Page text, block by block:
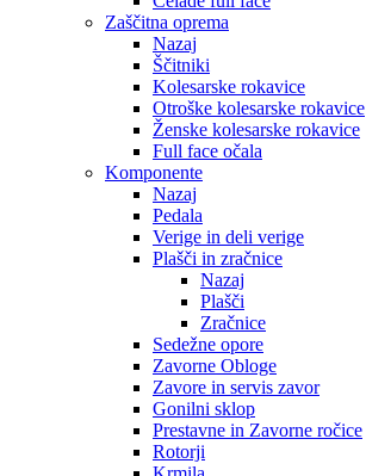
Zaščitna oprema
Nazaj
Ščitniki
Kolesarske rokavice
Otroške kolesarske rokavice
Ženske kolesarske rokavice
Full face očala
Komponente
Nazaj
Pedala
Verige in deli verige
Plašči in zračnice
Nazaj
Plašči
Zračnice
Sedežne opore
Zavorne Obloge
Zavore in servis zavor
Gonilni sklop
Prestavne in Zavorne ročice
Rotorji